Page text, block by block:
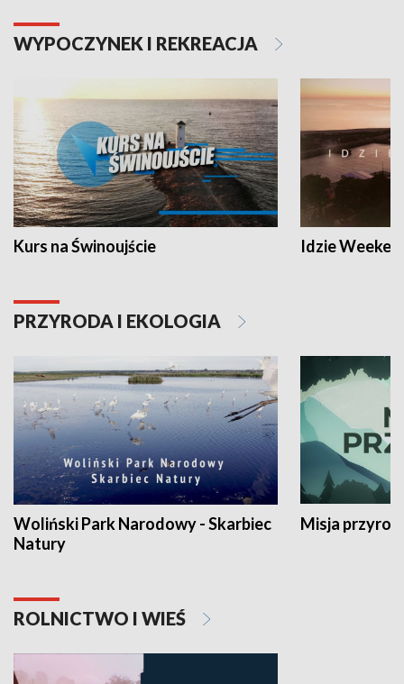
WYPOCZYNEK I REKREACJA
Kurs na Świnoujście Idzie
PRZYRODA I EKOLOGIA
Woliński Park Narodowy - Skarbiec
Natury
Misja
ROLNICTWO I WIEŚ